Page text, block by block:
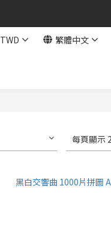
TWD 繁體中文
每頁顯示